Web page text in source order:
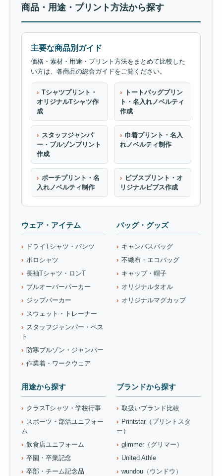
商品・用途・プリント方法から探す
主要な商品別ガイド
価格・素材・用途・プリント方法をまとめて比較した
い方は、各商品の総合ガイドをご覧ください。
Tシャツプリント・
オリジナルTシャツ作
成
トートバッグプリン
ト・名入れノベルティ
作成
スタッフジャンパ
ー・ブルゾンプリント
作成
巾着プリント・名入
れノベルティ制作
ポーチプリント・名
入れノベルティ制作
ビブスプリント・オ
リジナルビブス作成
ウェア・アイテム
ドライTシャツ・パンツ
ポロシャツ
長袖Tシャツ・ロンT
プルオーバーパーカー
ジップパーカー
スウェット・トレーナー
スタッフジャンパー・ベス
ト
防寒ブルゾン・ジャンパー
作業着・ワークウェア
バッグ・グッズ
キャンバスバッグ
不織布・エコバッグ
キャップ・帽子
オリジナルタオル
オリジナルマグカップ
用途から探す
クラスTシャツ・学校行事
スポーツ・部活ユニフォー
ム
飲食店ユニフォーム
卒園・卒業記念
卒部・チーム記念品
ブランドから探す
取扱いブランド比較
Printstar（プリントスタ
ー）
glimmer（グリマー）
United Athle
wundou（ウンドウ）